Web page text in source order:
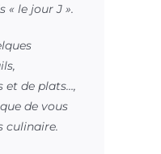
« le jour J ».
et de plats…,
de vous
culinaire.